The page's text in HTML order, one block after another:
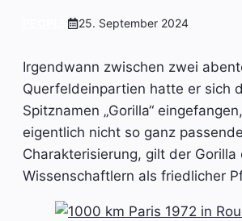
25. September 2024
Irgendwann zwischen zwei
Querfeldeinpartien hatte er sich
Spitznamen „Gorilla“
eigentlich nicht so ganz passende
Charakterisierung, gilt der Gorilla
Wissenschaftlern als friedlicher